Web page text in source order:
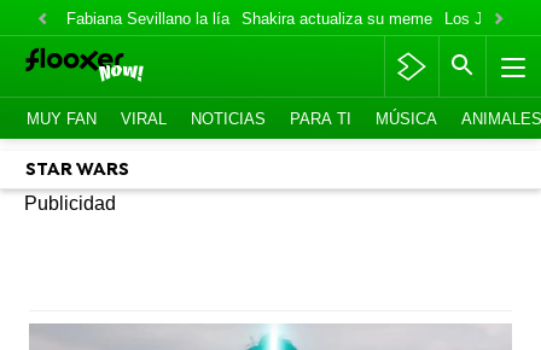
Fabiana Sevillano la lía Shakira actualiza su meme Los Jonas
MUY FAN VIRAL NOTICIAS PARA TI MÚSICA ANIMALES
STAR WARS